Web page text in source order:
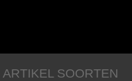
ARTIKEL SOORTEN